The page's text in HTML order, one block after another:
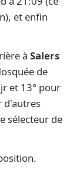
et enfin
à Salers
de
et 13° pour
d'autres
sélecteur de